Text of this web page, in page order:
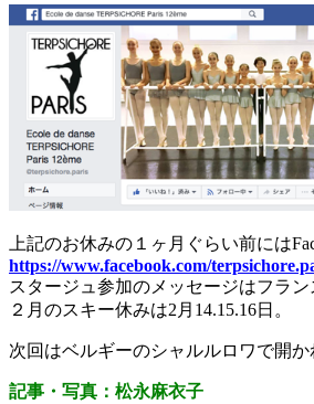
上記のお休みの１ヶ月ぐらい前には
https://www.facebook.com/
スタージュ参加のメッセージはフラン
２月のスキー休みは2月14.15.16日。
次回はベルギーのシャルルロワで開か
記事・写真：松永麻衣子